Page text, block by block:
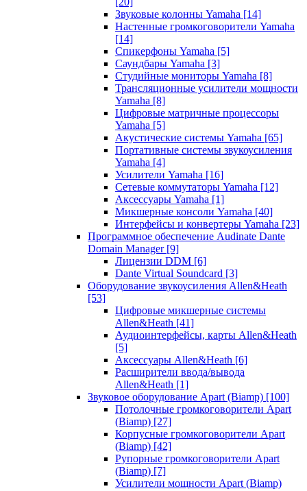
Звуковые колонны Yamaha [14]
Настенные громкоговорители Yamaha
[14]
Спикерфоны Yamaha [5]
Саундбары Yamaha [3]
Студийные мониторы Yamaha [8]
Трансляционные усилители мощности
Yamaha [8]
Цифровые матричные процессоры
Yamaha [5]
Акустические системы Yamaha [65]
Портативные системы звукоусиления
Yamaha [4]
Усилители Yamaha [16]
Сетевые коммутаторы Yamaha [12]
Аксессуары Yamaha [1]
Микшерные консоли Yamaha [40]
Интерфейсы и конвертеры Yamaha [23]
Программное обеспечение Audinate Dante
Domain Manager [9]
Лицензии DDM [6]
Dante Virtual Soundcard [3]
Оборудование звукоусиления Allen&Heath
[53]
Цифровые микшерные системы
Allen&Heath [41]
Аудиоинтерфейсы, карты Allen&Heath
[5]
Аксессуары Allen&Heath [6]
Расширители ввода/вывода
Allen&Heath [1]
Звуковое оборудование Apart (Biamp) [100]
Потолочные громкоговорители Apart
(Biamp) [27]
Корпусные громкоговорители Apart
(Biamp) [42]
Рупорные громкоговорители Apart
(Biamp) [7]
Усилители мощности Apart (Biamp)